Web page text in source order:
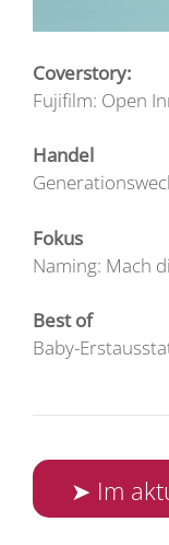
Coverstory:
Fujifilm: Open
Handel
Fokus
Naming: Mach
Best of
Baby-
➤ Im